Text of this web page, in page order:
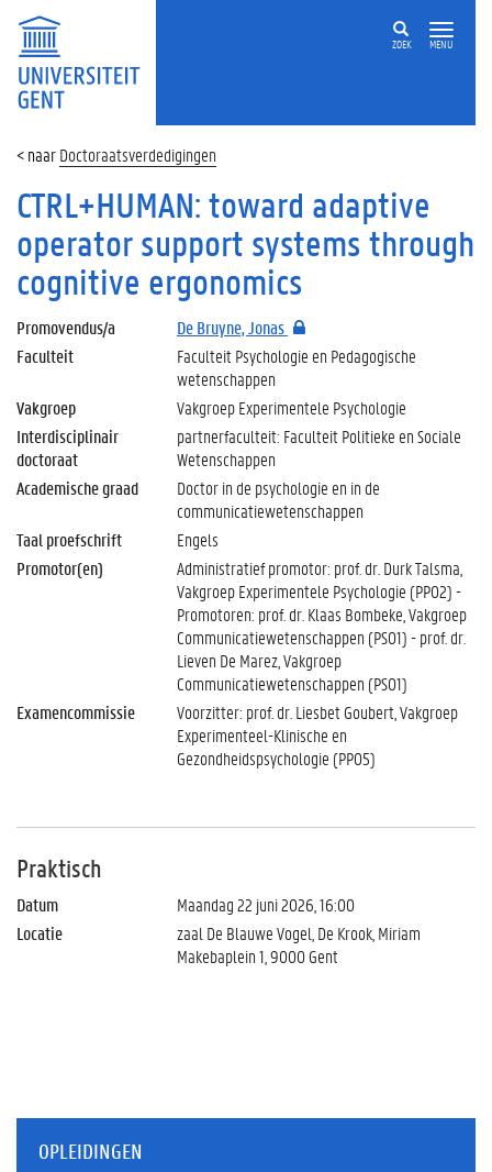
ZOEK MENU
Doctoraatsverdedigingen
CTRL+HUMAN: toward adaptive
operator support systems through
cognitive ergonomics
Promovendus/a
De Bruyne, Jonas
Faculteit
Faculteit Psychologie en Pedagogische
wetenschappen
Vakgroep
Vakgroep Experimentele Psychologie
Interdisciplinair
doctoraat
partnerfaculteit: Faculteit Politieke en Sociale
Wetenschappen
Academische graad
Doctor in de psychologie en in de
communicatiewetenschappen
Taal proefschrift
Engels
Promotor(en)
Administratief promotor: prof. dr. Durk Talsma,
Vakgroep Experimentele Psychologie (PP02) -
Promotoren: prof. dr. Klaas Bombeke, Vakgroep
Communicatiewetenschappen (PS01) - prof. dr.
Lieven De Marez, Vakgroep
Communicatiewetenschappen (PS01)
Examencommissie
Voorzitter: prof. dr. Liesbet Goubert, Vakgroep
Experimenteel-Klinische en
Gezondheidspsychologie (PP05)
Praktisch
Datum
Maandag 22 juni 2026, 16:00
Locatie
zaal De Blauwe Vogel, De Krook, Miriam
Makebaplein 1, 9000 Gent
OPLEIDINGEN